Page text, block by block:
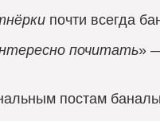
почти всегда
почитать»
постам